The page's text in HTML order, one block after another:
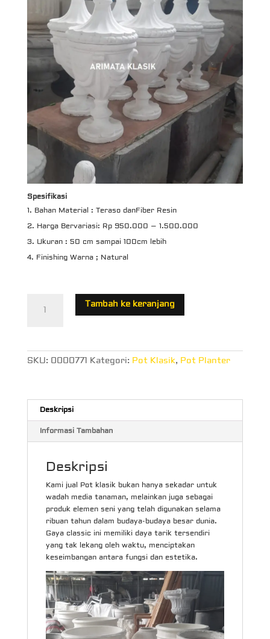
Spesifikasi
Bahan Material : Teraso danFiber Resin
Harga Bervariasi: Rp 950.000 – 1.500.000
Ukuran : 50 cm sampai 100cm lebih
Finishing Warna ; Natural
Tambah ke keranjang
SKU: 0000771 Kategori: Pot Klasik, Pot Planter
Deskripsi
Informasi Tambahan
Deskripsi
Kami jual Pot klasik bukan hanya sekadar untuk
wadah media tanaman, melainkan juga sebagai
produk elemen seni yang telah digunakan selama
ribuan tahun dalam budaya-budaya besar dunia.
Gaya classic ini memiliki daya tarik tersendiri
yang tak lekang oleh waktu, menciptakan
keseimbangan antara fungsi dan estetika.